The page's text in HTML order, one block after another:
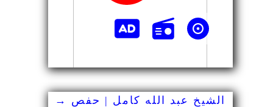
الشيخ عبد الله كامل | حفص →